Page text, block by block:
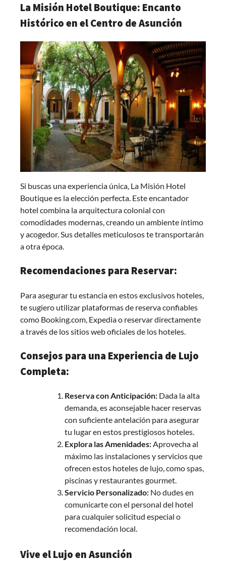
La Misión Hotel Boutique: Encanto
Histórico en el Centro de Asunción
Si buscas una experiencia única, La Misión Hotel
Boutique es la elección perfecta. Este encantador
hotel combina la arquitectura colonial con
comodidades modernas, creando un ambiente íntimo
y acogedor. Sus detalles meticulosos te transportarán
a otra época.
Recomendaciones para Reservar:
Para asegurar tu estancia en estos exclusivos hoteles,
te sugiero utilizar plataformas de reserva confiables
como Booking.com, Expedia o reservar directamente
a través de los sitios web oficiales de los hoteles.
Consejos para una Experiencia de Lujo
Completa:
Reserva con Anticipación: Dada la alta
demanda, es aconsejable hacer reservas
con suficiente antelación para asegurar
tu lugar en estos prestigiosos hoteles.
Explora las Amenidades:Aprovecha al
máximo las instalaciones y servicios que
ofrecen estos hoteles de lujo, como spas,
piscinas y restaurantes gourmet.
Servicio Personalizado: No dudes en
comunicarte con el personal del hotel
para cualquier solicitud especial o
recomendación local.
Vive el Lujo en Asunción